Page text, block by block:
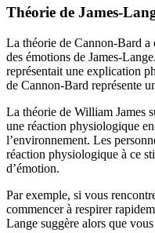
Théorie de James-
La théorie de Cannon-Bard a
des émotions de James-
représentait une explication
de Cannon-Bard représente
La théorie de William James
une réaction physiologique
l’environnement. Les
réaction physiologique à ce
d’émotion.
Par exemple, si vous
commencer à respirer
Lange suggère alors que